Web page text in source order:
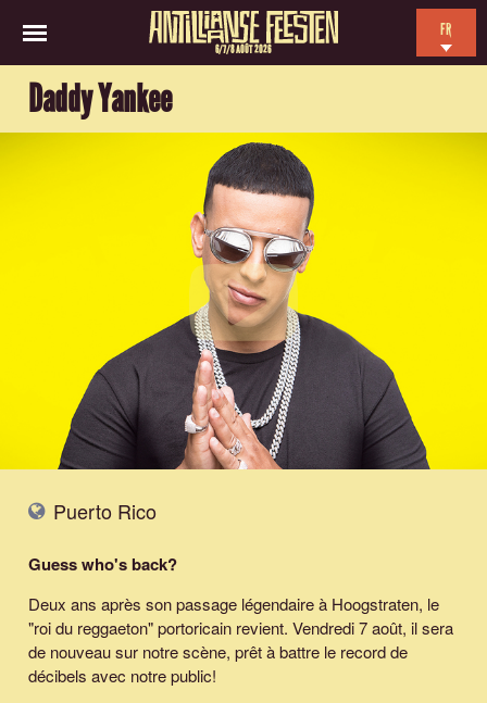
6/7/8 AOÛT 2026
FR
Daddy Yankee
Puerto Rico
Guess who's back?
Deux ans après son passage légendaire à Hoogstraten, le
"roi du reggaeton" portoricain revient. Vendredi 7 août, il sera
de nouveau sur notre scène, prêt à battre le record de
décibels avec notre public!